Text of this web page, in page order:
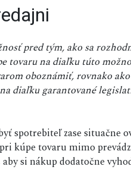
pred tým, ako sa
tovaru na diaľku túto
oboznámiť, rovnako
diaľku garantované
spotrebiteľ zase situačne
kúpe tovaru mimo
si nákup dodatočne